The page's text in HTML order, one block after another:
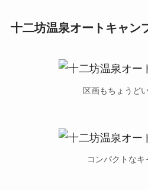
十二坊温泉オートキャン
区画もちょうど
コンパクトなキ